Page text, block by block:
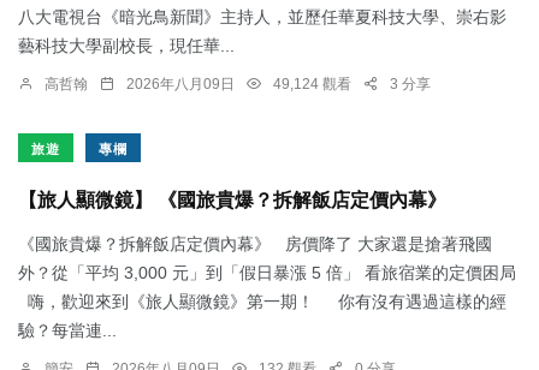
八大電視台《暗光鳥新聞》主持人，並歷任華夏科技大學、崇右影
藝科技大學副校長，現任華...
高哲翰 2026年八月09日 49,124 觀看 3 分享
旅遊 專欄
【旅人顯微鏡】 《國旅貴爆？拆解飯店定價內幕》
《國旅貴爆？拆解飯店定價內幕》 房價降了 大家還是搶著飛國
外？從「平均 3,000 元」到「假日暴漲 5 倍」 看旅宿業的定價困局
嗨，歡迎來到《旅人顯微鏡》第一期！ 你有沒有遇過這樣的經
驗？每當連...